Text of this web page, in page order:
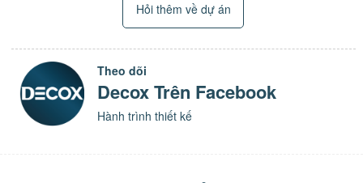
Hỏi thêm về dự án
Theo dõi
Decox Trên Facebook
Hành trình thiết kế